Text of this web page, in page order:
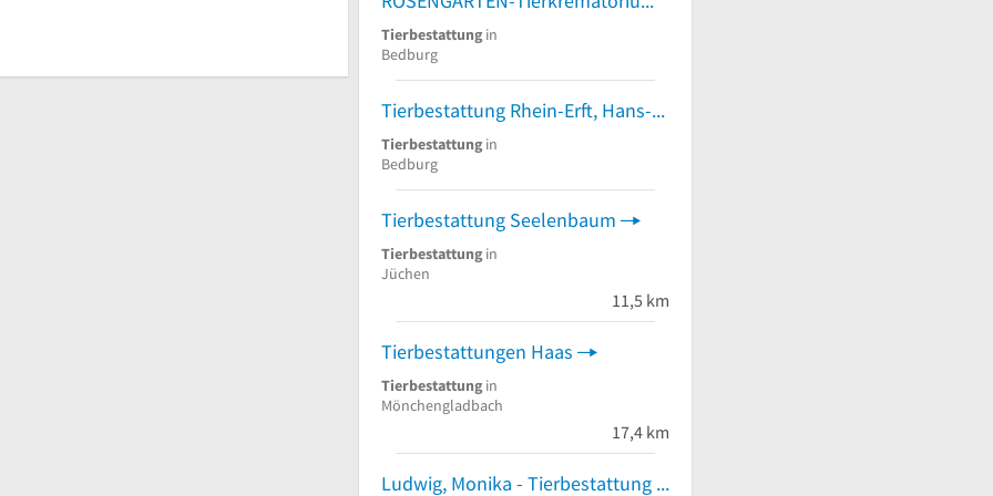
Tierbestattung in
Bedburg
Tierbestattung Rhein-Erft, Hans-Jürgen Eckstein Tierbestattung
Tierbestattung in
Bedburg
Tierbestattung Seelenbaum
Tierbestattung in
Jüchen
11,5 km
Tierbestattungen Haas
Tierbestattung in
Mönchengladbach
17,4 km
Ludwig, Monika - Tierbestattung My Friend Tierbestattung